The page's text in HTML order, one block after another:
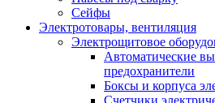
Сейфы
Электротовары, вентиляция
Электрощитовое
Автоматические
предохранители
Боксы и корпуса
Счетчики